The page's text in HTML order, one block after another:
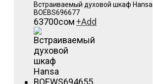
Встраиваемый духовой шкаф Hansa
BOEBS696677
63700сом+Add